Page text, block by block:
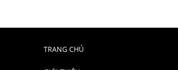
TRANG CHỦ